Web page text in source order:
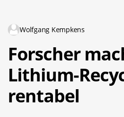
Wolfgang Kempkens
Forscher
Lithium-
rentabel